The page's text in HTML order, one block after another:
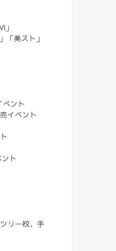
」
「美スト」
ント
イベント
ト
リー校、手